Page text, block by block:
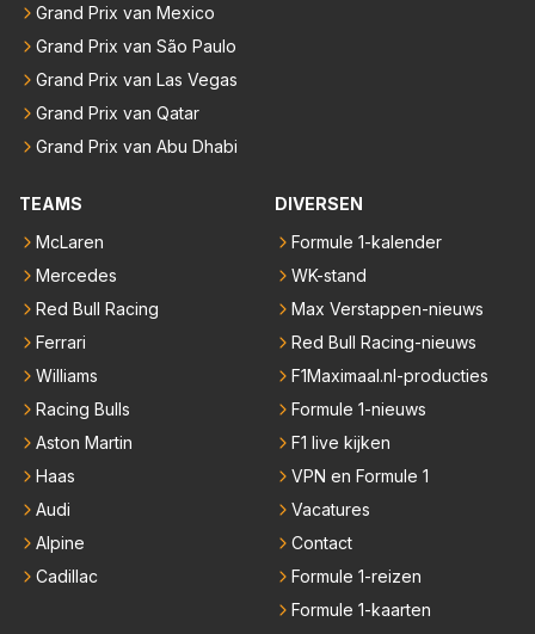
Grand Prix van Mexico
Grand Prix van São Paulo
Grand Prix van Las Vegas
Grand Prix van Qatar
Grand Prix van Abu Dhabi
TEAMS
McLaren
Mercedes
Red Bull Racing
Ferrari
Williams
Racing Bulls
Aston Martin
Haas
Audi
Alpine
Cadillac
DIVERSEN
Formule 1-kalender
WK-stand
Max Verstappen-nieuws
Red Bull Racing-nieuws
F1Maximaal.nl-producties
Formule 1-nieuws
F1 live kijken
VPN en Formule 1
Vacatures
Contact
Formule 1-reizen
Formule 1-kaarten